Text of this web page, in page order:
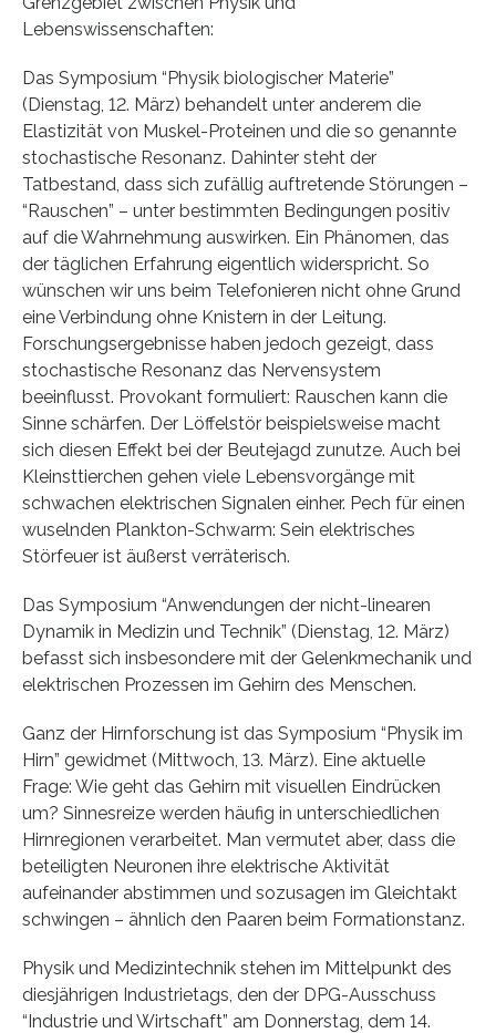
Lebenswissenschaften:
Das Symposium “Physik biologischer Materie”
(Dienstag, 12. März) behandelt unter anderem die
Elastizität von Muskel-Proteinen und die so genannte
stochastische Resonanz. Dahinter steht der
Tatbestand, dass sich zufällig auftretende Störungen –
“Rauschen” – unter bestimmten Bedingungen positiv
auf die Wahrnehmung auswirken. Ein Phänomen, das
der täglichen Erfahrung eigentlich widerspricht. So
wünschen wir uns beim Telefonieren nicht ohne Grund
eine Verbindung ohne Knistern in der Leitung.
Forschungsergebnisse haben jedoch gezeigt, dass
stochastische Resonanz das Nervensystem
beeinflusst. Provokant formuliert: Rauschen kann die
Sinne schärfen. Der Löffelstör beispielsweise macht
sich diesen Effekt bei der Beutejagd zunutze. Auch bei
Kleinsttierchen gehen viele Lebensvorgänge mit
schwachen elektrischen Signalen einher. Pech für einen
wuselnden Plankton-Schwarm: Sein elektrisches
Störfeuer ist äußerst verräterisch.
Das Symposium “Anwendungen der nicht-linearen
Dynamik in Medizin und Technik” (Dienstag, 12. März)
befasst sich insbesondere mit der Gelenkmechanik und
elektrischen Prozessen im Gehirn des Menschen.
Ganz der Hirnforschung ist das Symposium “Physik im
Hirn” gewidmet (Mittwoch, 13. März). Eine aktuelle
Frage: Wie geht das Gehirn mit visuellen Eindrücken
um? Sinnesreize werden häufig in unterschiedlichen
Hirnregionen verarbeitet. Man vermutet aber, dass die
beteiligten Neuronen ihre elektrische Aktivität
aufeinander abstimmen und sozusagen im Gleichtakt
schwingen – ähnlich den Paaren beim Formationstanz.
Physik und Medizintechnik stehen im Mittelpunkt des
diesjährigen Industrietags, den der DPG-Ausschuss
“Industrie und Wirtschaft” am Donnerstag, dem 14.